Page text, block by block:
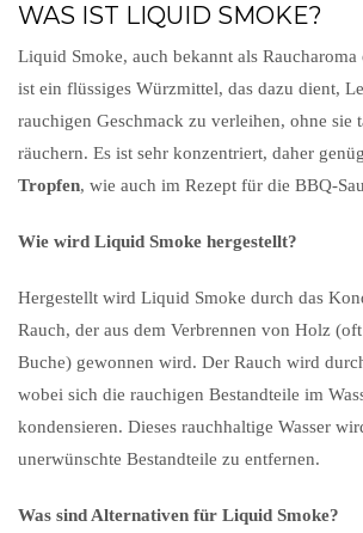
WAS IST LIQUID SMOKE?
Liquid Smoke, auch bekannt als Raucharoma
ist ein flüssiges Würzmittel, das dazu dient,
rauchigen Geschmack zu verleihen, ohne sie
räuchern. Es ist sehr konzentriert, daher
Tropfen, wie auch im Rezept für die BBQ-
Wie wird Liquid Smoke hergestellt?
Hergestellt wird Liquid Smoke durch das
Rauch, der aus dem Verbrennen von Holz
Buche) gewonnen wird. Der Rauch wird
wobei sich die rauchigen Bestandteile im
kondensieren. Dieses rauchhaltige Wasser
unerwünschte Bestandteile zu entfernen.
Was sind Alternativen für Liquid Smoke?